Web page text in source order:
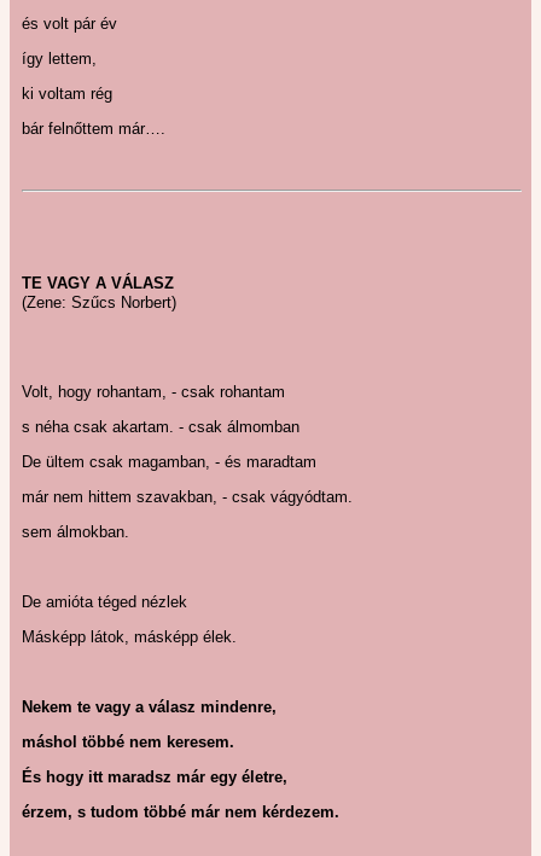
és volt pár év
így lettem,
ki voltam rég
bár felnőttem már….
TE VAGY A VÁLASZ
(Zene: Szűcs Norbert)
Volt, hogy rohantam, - csak rohantam
s néha csak akartam. - csak álmomban
De ültem csak magamban, - és maradtam
már nem hittem szavakban, - csak vágyódtam.
sem álmokban.
De amióta téged nézlek
Másképp látok, másképp élek.
Nekem te vagy a válasz mindenre,
máshol többé nem keresem.
És hogy itt maradsz már egy életre,
érzem, s tudom többé már nem kérdezem.